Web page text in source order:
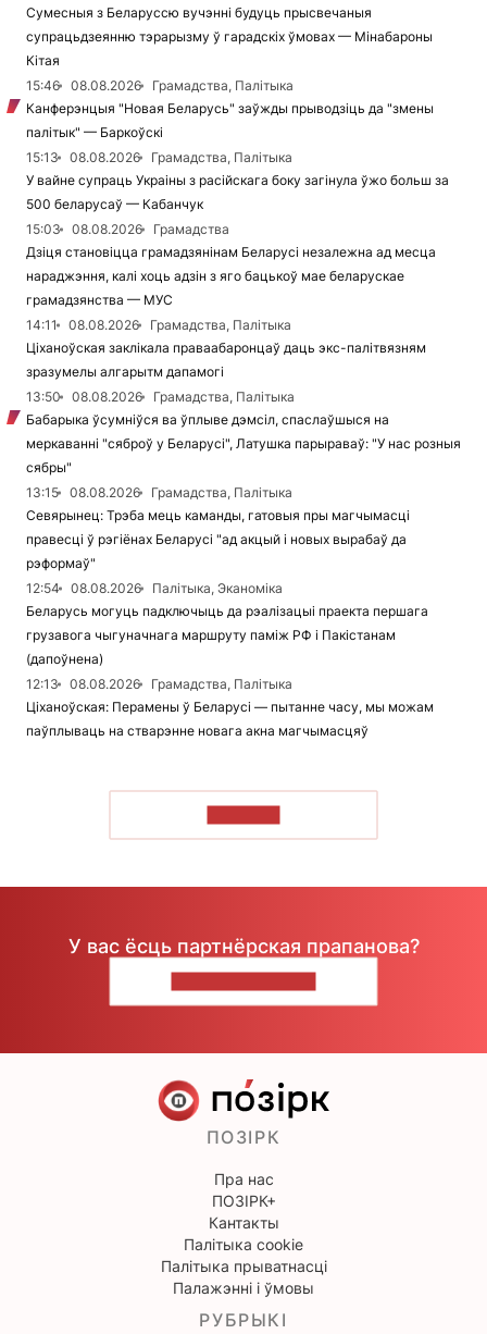
Сумесныя з Беларуссю вучэнні будуць прысвечаныя
супрацьдзеянню тэрарызму ў гарадскіх ўмовах — Мінабароны
Кітая
15:46
08.08.2026
Грамадства, Палітыка
Канферэнцыя "Новая Беларусь" заўжды прыводзіць да "змены
палітык" — Баркоўскі
15:13
08.08.2026
Грамадства, Палітыка
У вайне супраць Украіны з расійскага боку загінула ўжо больш за
500 беларусаў — Кабанчук
15:03
08.08.2026
Грамадства
Дзіця становіцца грамадзянінам Беларусі незалежна ад месца
нараджэння, калі хоць адзін з яго бацькоў мае беларускае
грамадзянства — МУС
14:11
08.08.2026
Грамадства, Палітыка
Ціханоўская заклікала праваабаронцаў даць экс-палітвязням
зразумелы алгарытм дапамогі
13:50
08.08.2026
Грамадства, Палітыка
Бабарыка ўсумніўся ва ўплыве дэмсіл, спаслаўшыся на
меркаванні "сяброў у Беларусі", Латушка парыраваў: "У нас розныя
сябры"
13:15
08.08.2026
Грамадства, Палітыка
Севярынец: Трэба мець каманды, гатовыя пры магчымасці
правесці ў рэгіёнах Беларусі "ад акцый і новых вырабаў да
рэформаў"
12:54
08.08.2026
Палітыка, Эканоміка
Беларусь могуць падключыць да рэалізацыі праекта першага
грузавога чыгуначнага маршруту паміж РФ і Пакістанам
(дапоўнена)
12:13
08.08.2026
Грамадства, Палітыка
Ціханоўская: Перамены ў Беларусі — пытанне часу, мы можам
паўплываць на стварэнне новага акна магчымасцяў
У вас ёсць партнёрская прапанова?
ПОЗІРК
Пра нас
ПОЗІРК+
Кантакты
Палітыка cookie
Палітыка прыватнасці
Палажэнні і ўмовы
РУБРЫКІ